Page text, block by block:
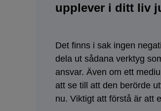
upplever i ditt liv
Det finns i sak ingen
dela ut sådana verktyg
ansvar. Även om ett
att se till att den berörde
nu. Viktigt att förstå är att